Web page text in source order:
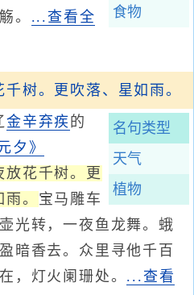
食物
。 ...查看全
千树。更吹落、星如雨。
名句类型
天气
植物
金辛弃疾 的
夕》
放花千树。更
。 宝马雕车
光转，一夜鱼龙舞。蛾
暗香去。众里寻他千百
，灯火阑珊处。 ...查看